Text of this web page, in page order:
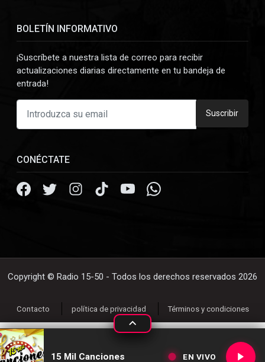
15 Mil Canciones EN VIVO
BOLETÍN INFORMATIVO
¡Suscríbete a nuestra lista de correo para recibir
actualizaciones diarias directamente en tu bandeja de
entrada!
Suscribir
CONÉCTATE
Copyright © Radio 15-50 - Todos los derechos reservados 2026
Contacto política de privacidad Términos y condiciones